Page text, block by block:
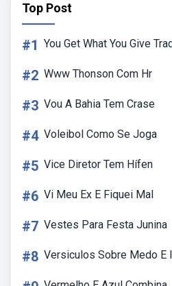
Top Post
#1 You Get What You Give
#2 Www Thonson Com Hr
#3 Vou A Bahia Tem Crase
#4 Voleibol Como Se Joga
#5 Vice Diretor Tem Hífen
#6 Vi Meu Ex E Fiquei Mal
#7 Vestes Para Festa Junina
#8 Versiculos Sobre Medo E